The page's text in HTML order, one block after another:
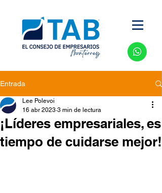
Entrada
¡Líderes empresariales, es
tiempo de cuidarse mejor!
Lee Polevoi
16 abr 2023 3 min de lectura